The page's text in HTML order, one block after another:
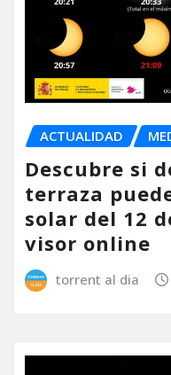
ACTUALIDAD
Descubre si
terraza
solar del 12
visor online
torrent al dia